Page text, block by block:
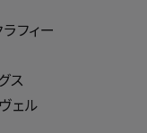
フィー
ス
ェル